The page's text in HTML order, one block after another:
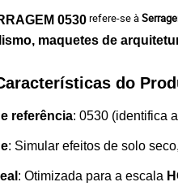
0530refere-se à
maquetes de
do
referência: 0530 (identifica
: Simular efeitos de solo
: Otimizada para a escala